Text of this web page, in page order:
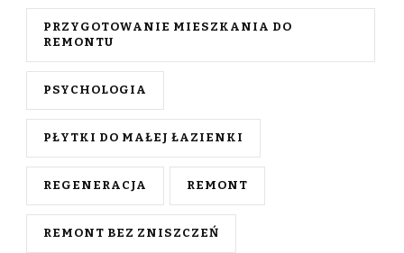
PRZYGOTOWANIE MIESZKANIA DO
REMONTU
PSYCHOLOGIA
PŁYTKI DO MAŁEJ ŁAZIENKI
REGENERACJA REMONT
REMONT BEZ ZNISZCZEŃ